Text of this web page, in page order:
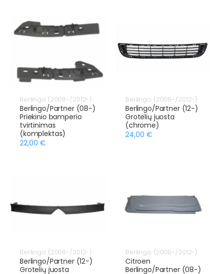
Berlingo (2008-/2012-)
Berlingo/Partner (08-)
Priekinio bamperio
tvirtinimas
(komplektas)
22,00 €
Berlingo (2008-/2012-)
Berlingo/Partner (12-)
Grotelių juosta
(chrome)
24,00 €
Berlingo (2008-/2012-)
Berlingo/Partner (12-)
Grotelių juosta
Berlingo (2008-/2012-)
Citroen
Berlingo/Partner (08-)